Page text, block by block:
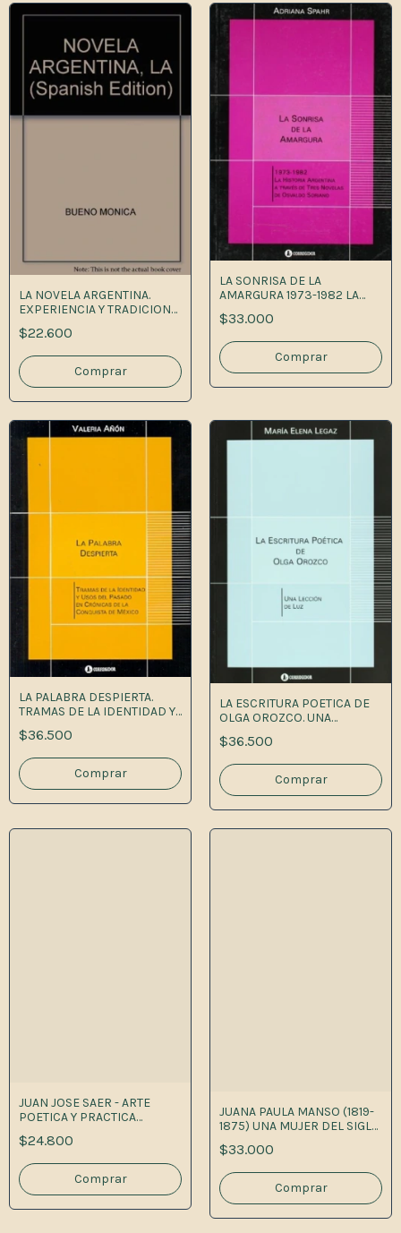
LA NOVELA ARGENTINA.
EXPERIENCIA Y TRADICION
1A.ED
$22.600
LA SONRISA DE LA
AMARGURA 1973-1982 LA
HISTORIA ARGENTINA A
TRAVÉS DE TRES NOVELAS
DE OSVALDO SORIAN
$33.000
LA PALABRA DESPIERTA.
TRAMAS DE LA IDENTIDAD Y
USOS DEL PASADo en
crónicas de la conquisa de
méxico
$36.500
LA ESCRITURA POETICA DE
OLGA OROZCO. UNA
LECCION D 1A.ED
$36.500
JUAN JOSE SAER - ARTE
POETICA Y PRACTICA
LITERARIA 1RA.
$24.800
JUANA PAULA MANSO (1819-
1875) UNA MUJER DEL SIGLO
1A.ED
$33.000